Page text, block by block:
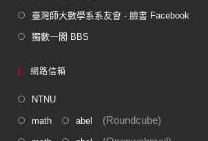
臺灣師大數學系系友會 - 臉書 Facebook
獨數一閣 BBS
網路信箱
NTNU
math abel (Roundcube)